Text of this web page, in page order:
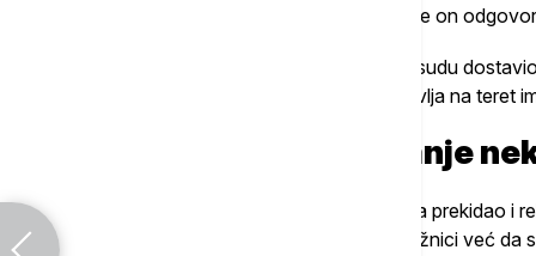
citirao: "Molim Vas ja ne mogu" na šta joj je on
Aleksić je te navode negirao i rekao da je sudu
je u trenutku izvršenja dela koje mu se stavlja na teret
Sudija prekidao izlaganje
Sudija Zoran Božović je Aleksića više puta prekidao i
za koje on smatra da su nepravilne u optužnici već da